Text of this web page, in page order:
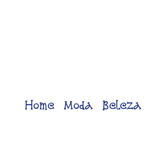
Home Moda Beleza